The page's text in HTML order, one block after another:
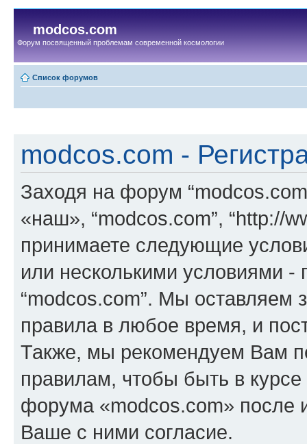
modcos.com
Форум посвященный проблемам современной космологии
Список форумов
modcos.com -
Заходя на форум
«наш», “modcos.com”, “http://
принимаете следующие
или несколькими условиями
“modcos.com”. Мы оставляем
правила в любое время, и
Также, мы рекомендуем Вам
правилам, чтобы быть в
форума «modcos.com» после
Ваше с ними согласие.